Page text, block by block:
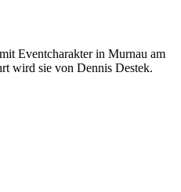
Eventcharakter in Murnau am
wird sie von Dennis Destek.